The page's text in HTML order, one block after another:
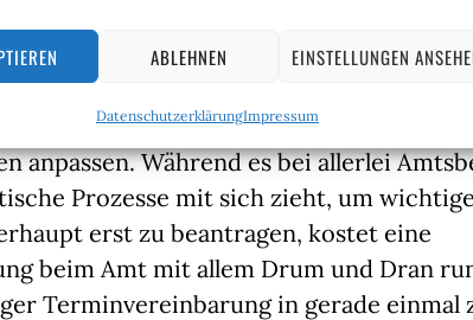
ABLEHNEN EINSTELLUNGEN
DatenschutzerklärungImpressum
Medien prahlen immer mehr
dass sie nun endlich ihren Namen
konnten, und das eben auch in der
lassen sich biologische Tatsachen
anpassen. Während es bei allerlei
Prozesse mit sich zieht, um
erst zu beantragen, kostet eine
beim Amt mit allem Drum und Dran
Terminvereinbarung in gerade einmal